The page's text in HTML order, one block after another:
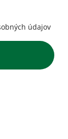
údajov